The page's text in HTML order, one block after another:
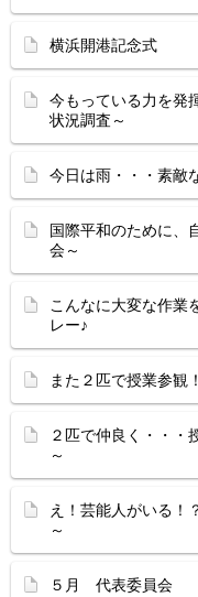
横浜開港記念式
今もっている力を
状況調査～
今日は雨・・・素
国際平和のために
会～
こんなに大変な作業
レー♪
また２匹で授業参
２匹で仲良く・・
～
え！芸能人がいる
～
５月 代表委員会